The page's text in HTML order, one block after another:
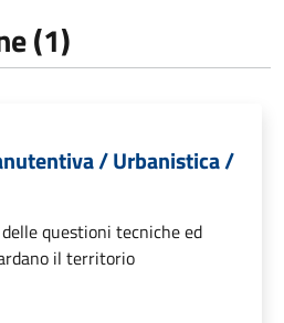
(1)
/ Urbanistica /
questioni tecniche ed
il territorio